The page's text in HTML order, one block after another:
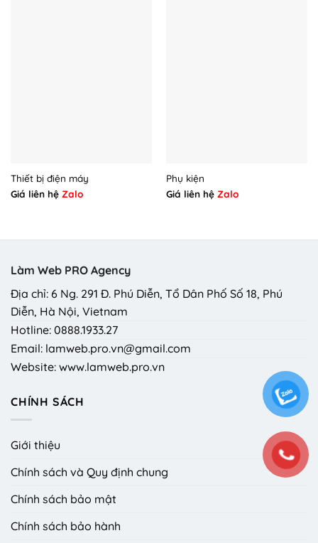
Thiết bị điện máy
Giá liên hệ Zalo
Phụ kiện
Giá liên hệ Zalo
Làm Web PRO Agency
Địa chỉ: 6 Ng. 291 Đ. Phú Diễn, Tổ Dân Phố Số 18, Phú
Diễn, Hà Nội, Vietnam
Hotline: 0888.1933.27
Email: lamweb.pro.vn@gmail.com
Website: www.lamweb.pro.vn
CHÍNH SÁCH
Giới thiệu
Chính sách và Quy định chung
Chính sách bảo mật
Chính sách bảo hành